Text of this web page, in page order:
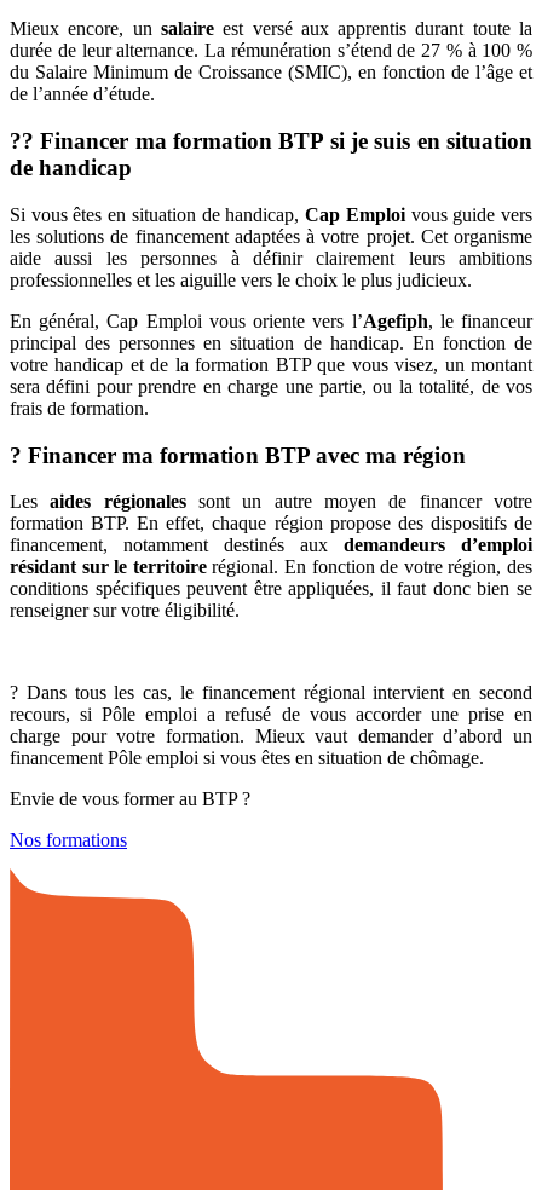
Mieux encore, un salaireest versé aux apprentis durant toute la
durée de leur alternance. La rémunération s’étend de 27 % à 100 %
du Salaire Minimum de Croissance (SMIC), en fonction de l’âge et
de l’année d’étude.
?‍? Financer ma formation BTP si je suis en situation
de handicap
Si vous êtes en situation de handicap,Cap Emploivous guide vers
les solutions de financement adaptées à votre projet. Cet organisme
aide aussi les personnes à définir clairement leurs ambitions
professionnelles et les aiguille vers le choix le plus judicieux.
En général, Cap Emploi vous oriente vers l’Agefiph, le financeur
principal des personnes en situation de handicap. En fonction de
votre handicap et de la formation BTP que vous visez, un montant
sera défini pour prendre en charge une partie, ou la totalité, de vos
frais de formation.
? Financer ma formation BTP avec ma région
Lesaides régionalessont un autre moyen de financer votre
formation BTP. En effet, chaque région propose des dispositifs de
financement, notamment destinés aux demandeurs d’emploi
résidant sur le territoirerégional. En fonction de votre région, des
conditions spécifiques peuvent être appliquées, il faut donc bien se
renseigner sur votre éligibilité.
? Dans tous les cas, le financement régional intervient en second
recours, si Pôle emploi a refusé de vous accorder une prise en
charge pour votre formation. Mieux vaut demander d’abord un
financement Pôle emploi si vous êtes en situation de chômage.
Envie de vous former au BTP ?
Nos formations